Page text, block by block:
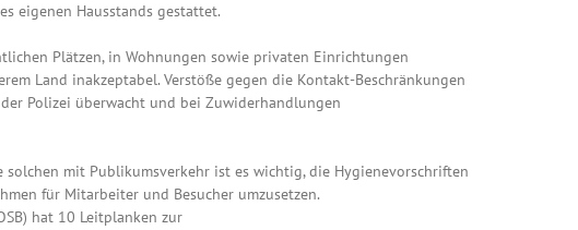
eigenen Hausstands gestattet.
Plätzen, in Wohnungen sowie privaten Einrichtungen
Land inakzeptabel. Verstöße gegen die Kontakt-Beschränkungen
Polizei überwacht und bei Zuwiderhandlungen
mit Publikumsverkehr ist es wichtig, die Hygienevorschriften
für Mitarbeiter und Besucher umzusetzen.
hat 10 Leitplanken zur